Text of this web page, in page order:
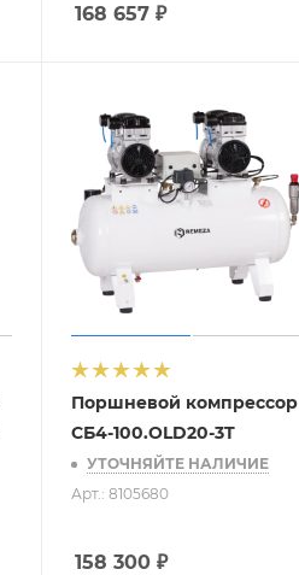
168 657 ₽
Поршневой компрессор
СБ4-100.OLD20-3T
УТОЧНЯЙТЕ НАЛИЧИЕ
Арт.: 8105680
158 300 ₽